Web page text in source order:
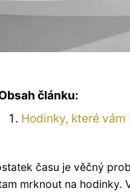
článku:
Hodinky, které
času je věčný
mrknout na hodinky.